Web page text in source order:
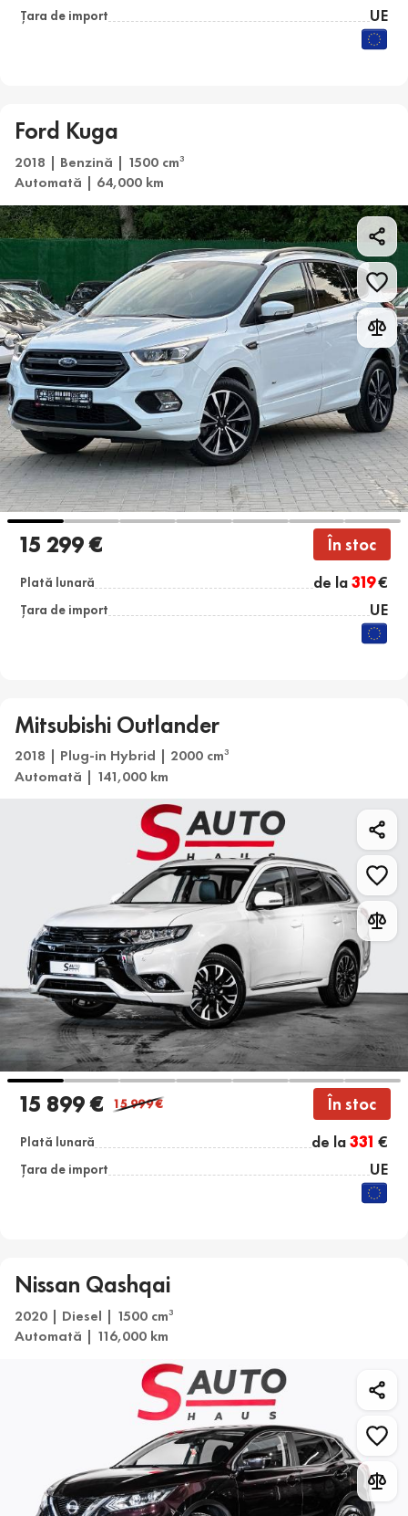
Țara de import UE
Ford Kuga
2018 | Benzină | 1500 cm3
Automată | 64,000 km
15 299 € În stoc
Plată lunară de la319€
Țara de import UE
Mitsubishi Outlander
2018 | Plug-in Hybrid | 2000 cm3
Automată | 141,000 km
15 899 € 15 999€ În stoc
Plată lunară de la331 €
Țara de import UE
Nissan Qashqai
2020 | Diesel | 1500 cm3
Automată | 116,000 km